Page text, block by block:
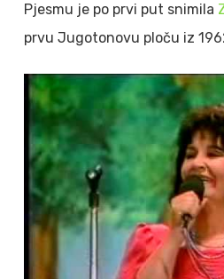
Pjesmu je po prvi put snimila
prvu Jugotonovu ploču iz